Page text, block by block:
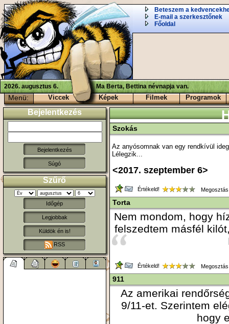
Beteszem a
E-mail a szerkesztőnek
Főoldal
2026. augusztus 6. Ma Berta, Bettina névnapja van.
Menü: Viccek Képek Filmek Programok
Bejelentkezés
Súgó
Szűrő
Időgép
Legjobbak
Küldök én is!
RSS
Szokás
Az anyósomnak van egy rendkívül
Lélegzik...
<2017. szeptember 6>
Értékeld!
Torta
Nem mondom, hogy
felszedtem másfél
Értékeld!
911
Az amerikai
9/11-et. Szerintem
hogy